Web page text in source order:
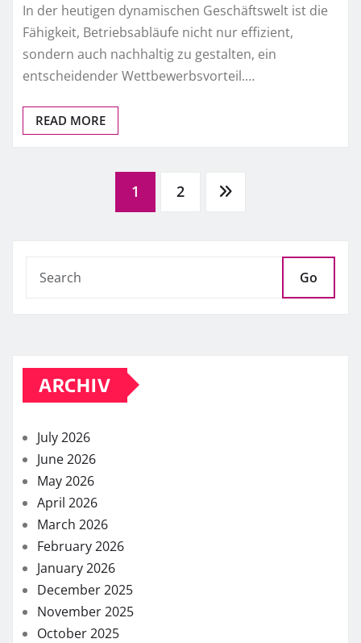
In der heutigen dynamischen Geschäftswelt ist die
Fähigkeit, Betriebsabläufe nicht nur effizient,
sondern auch nachhaltig zu gestalten, ein
entscheidender Wettbewerbsvorteil.…
READ MORE
1 2
Go
ARCHIV
July 2026
June 2026
May 2026
April 2026
March 2026
February 2026
January 2026
December 2025
November 2025
October 2025